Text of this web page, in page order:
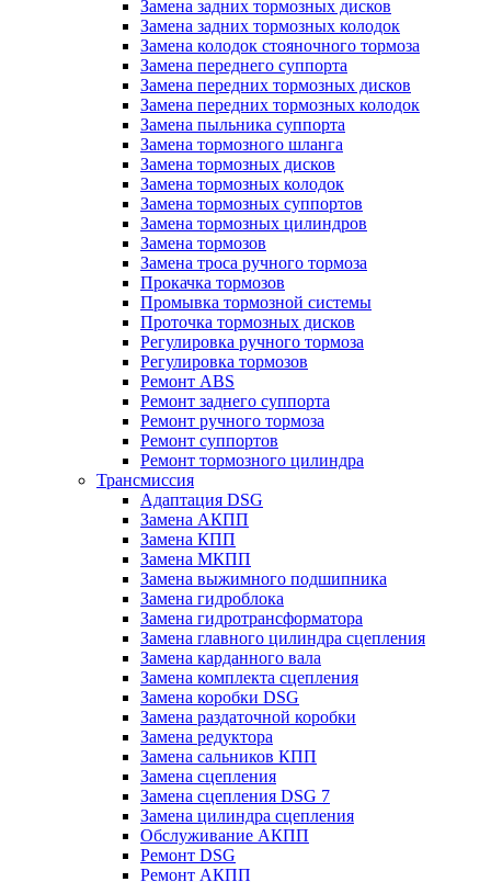
Замена задних тормозных дисков
Замена задних тормозных колодок
Замена колодок стояночного тормоза
Замена переднего суппорта
Замена передних тормозных дисков
Замена передних тормозных колодок
Замена пыльника суппорта
Замена тормозного шланга
Замена тормозных дисков
Замена тормозных колодок
Замена тормозных суппортов
Замена тормозных цилиндров
Замена тормозов
Замена троса ручного тормоза
Прокачка тормозов
Промывка тормозной системы
Проточка тормозных дисков
Регулировка ручного тормоза
Регулировка тормозов
Ремонт ABS
Ремонт заднего суппорта
Ремонт ручного тормоза
Ремонт суппортов
Ремонт тормозного цилиндра
Трансмиссия
Адаптация DSG
Замена АКПП
Замена КПП
Замена МКПП
Замена выжимного подшипника
Замена гидроблока
Замена гидротрансформатора
Замена главного цилиндра сцепления
Замена карданного вала
Замена комплекта сцепления
Замена коробки DSG
Замена раздаточной коробки
Замена редуктора
Замена сальников КПП
Замена сцепления
Замена сцепления DSG 7
Замена цилиндра сцепления
Обслуживание АКПП
Ремонт DSG
Ремонт АКПП